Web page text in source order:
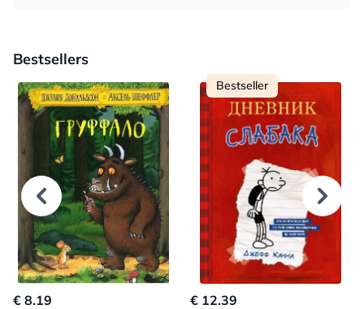
Bestsellers
€ 8.19
Bestseller
€ 12.39